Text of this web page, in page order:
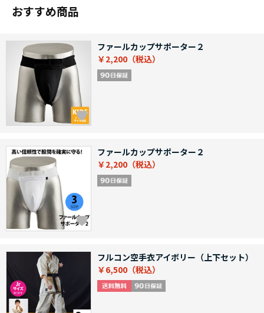
おすすめ商品
ファールカップサポーター２
￥2,200
ファールカップサポーター２
￥2,200
フルコン空手衣アイボリー（上下セット）
￥6,500